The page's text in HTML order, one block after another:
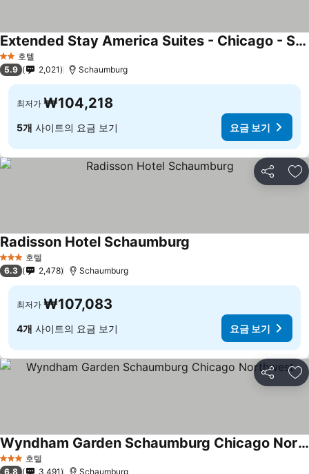
2 성급호텔
Extended Stay America Suites - Chicago - Schaumburg - Convention Center
5.9 2,021 Schaumburg
최저가 ₩104,218
5개 사이트의 요금 보기 요금 보기
공유 즐
3 성급 호텔
Radisson Hotel Schaumburg
6.3 2,478 Schaumburg
최저가 ₩107,083
4개 사이트의 요금 보기 요금 보기
공유 즐
3 성급 호텔
Wyndham Garden Schaumburg Chicago Northwest
6.8 3,491 Schaumburg